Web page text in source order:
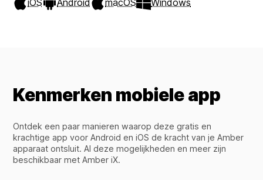
iOS Android macOS Windows
Kenmerken mobiele app
Ontdek een paar manieren waarop deze gratis en
krachtige app voor Android en iOS de kracht van je Amber
apparaat ontsluit. Al deze mogelijkheden en meer zijn
beschikbaar met Amber iX.